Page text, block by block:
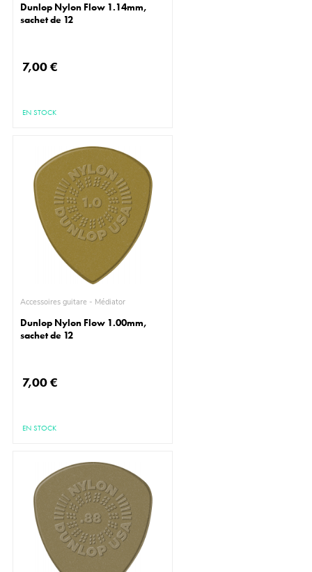
Dunlop Nylon Flow 1.14mm,
sachet de 12
7,00 €
EN STOCK
Accessoires guitare - Médiator
Dunlop Nylon Flow 1.00mm,
sachet de 12
7,00 €
EN STOCK